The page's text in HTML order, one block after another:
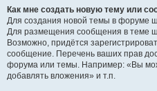
Как мне создать новую тему или
Для создания новой темы в форуме
Для размещения сообщения в теме
Возможно, придётся
сообщение. Перечень ваших прав
форума или темы. Например: «Вы
добавлять вложения» и т.п.